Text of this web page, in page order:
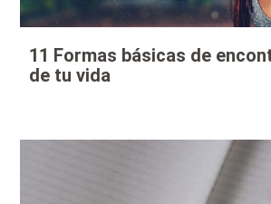
11 Formas básicas de
de tu vida